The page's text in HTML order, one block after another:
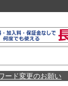
ード変更のお願い